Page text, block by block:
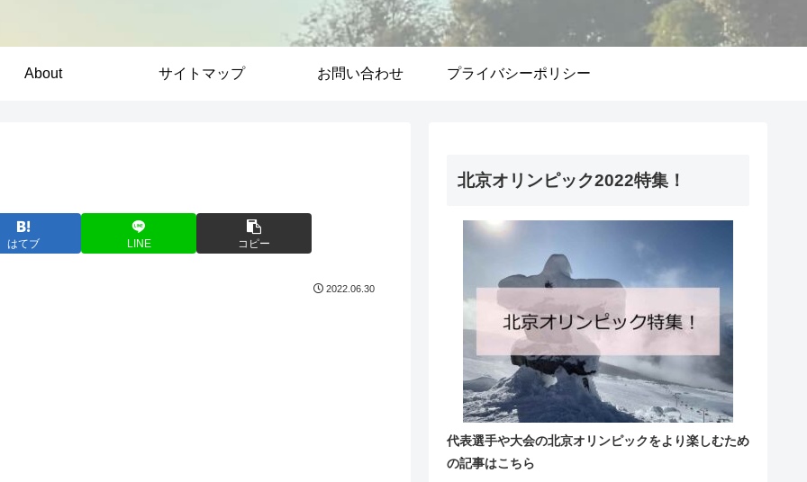
About サイトマップ お問い合わせ プライバシーポリシー
はてブ LINE コピー
2022.06.30
北京オリンピック2022特集！
代表選手や大会の北京オリンピックをより楽しむため
の記事はこちら